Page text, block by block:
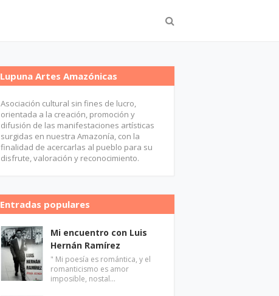
Lupuna Artes Amazónicas
Asociación cultural sin fines de lucro,
orientada a la creación, promoción y
difusión de las manifestaciones artísticas
surgidas en nuestra Amazonía, con la
finalidad de acercarlas al pueblo para su
disfrute, valoración y reconocimiento.
Entradas populares
Mi encuentro con Luis
Hernán Ramírez
" Mi poesía es romántica, y el
romanticismo es amor
imposible, nostal…